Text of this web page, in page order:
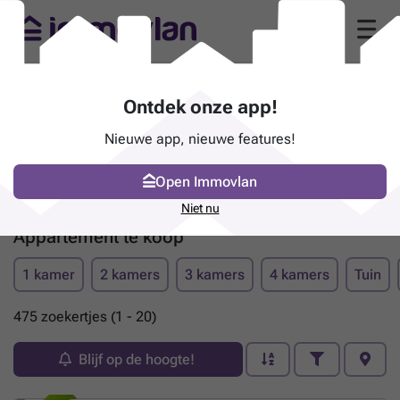
Appartement te koop
1 kamer 2 kamers 3 kamers 4 kamers Tuin
475 zoekertjes (1 - 20)
Blijf op de hoogte!
Ontdek onze app!
Nieuwe app, nieuwe features!
Open Immovlan
Niet nu